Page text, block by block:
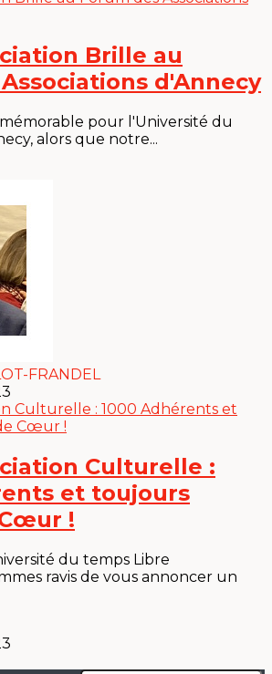
Brille au
d'Annecy
pour l'Université du
alors que notre...
FRANDEL
Culturelle :
et toujours
!
du temps Libre
ravis de vous annoncer un